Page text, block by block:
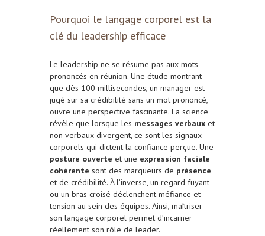
Pourquoi le langage corporel est la
clé du leadership efficace
Le leadership ne se résume pas aux mots
prononcés en réunion. Une étude montrant
que dès 100 millisecondes, un manager est
jugé sur sa crédibilité sans un mot prononcé,
ouvre une perspective fascinante. La science
révèle que lorsque les messages verbaux et
non verbaux divergent, ce sont les signaux
corporels qui dictent la confiance perçue. Une
posture ouverte et une expression faciale
cohérente sont des marqueurs de présence
et de crédibilité. À l’inverse, un regard fuyant
ou un bras croisé déclenchent méfiance et
tension au sein des équipes. Ainsi, maîtriser
son langage corporel permet d’incarner
réellement son rôle de leader.